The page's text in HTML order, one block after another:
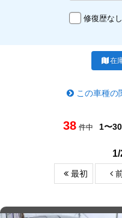
修復歴なし
在
この車種の
38 件中 1〜30
最初